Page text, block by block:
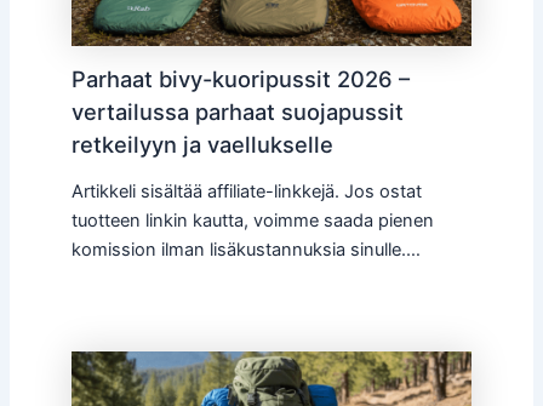
Parhaat bivy-kuoripussit 2026 –
vertailussa parhaat suojapussit
retkeilyyn ja vaellukselle
Artikkeli sisältää affiliate-linkkejä. Jos ostat
tuotteen linkin kautta, voimme saada pienen
komission ilman lisäkustannuksia sinulle.…